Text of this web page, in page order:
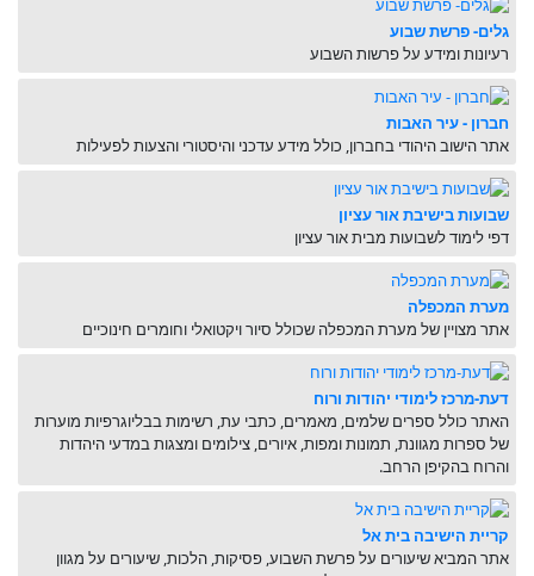
גלים- פרשת שבוע
רעיונות ומידע על פרשות השבוע
חברון - עיר האבות
אתר הישוב היהודי בחברון, כולל מידע עדכני והיסטורי והצעות לפעילות
שבועות בישיבת אור עציון
דפי לימוד לשבועות מבית אור עציון
מערת המכפלה
אתר מצויין של מערת המכפלה שכולל סיור ויקטואלי וחומרים חינוכיים
דעת-מרכז לימודי יהודות ורוח
האתר כולל ספרים שלמים, מאמרים, כתבי עת, רשימות בבליוגרפיות מוערות
של ספרות מגוונת, תמונות ומפות, איורים, צילומים ומצגות במדעי היהדות
והרוח בהקיפן הרחב.
קריית הישיבה בית אל
אתר המביא שיעורים על פרשת השבוע, פסיקות, הלכות, שיעורים על מגוון